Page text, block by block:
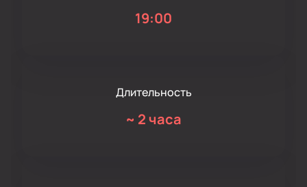
19:00
Длительность
~ 2 часа